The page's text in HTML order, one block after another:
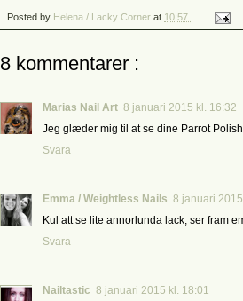
Posted by Helena / Lacky Corner at 10:57
8 kommentarer :
Marias Nail Art 8 januari 2015 kl. 16:32
Jeg glæder mig til at se dine Parrot
Svara
Emma / Weightless Nails 8 januari
Kul att se lite annorlunda lack, ser fram
Svara
Nailtastic 8 januari 2015 kl. 18:01